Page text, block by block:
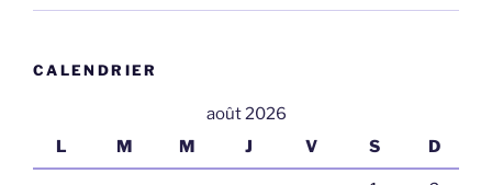
CALENDRIER
août 2026
L
M M J V S D